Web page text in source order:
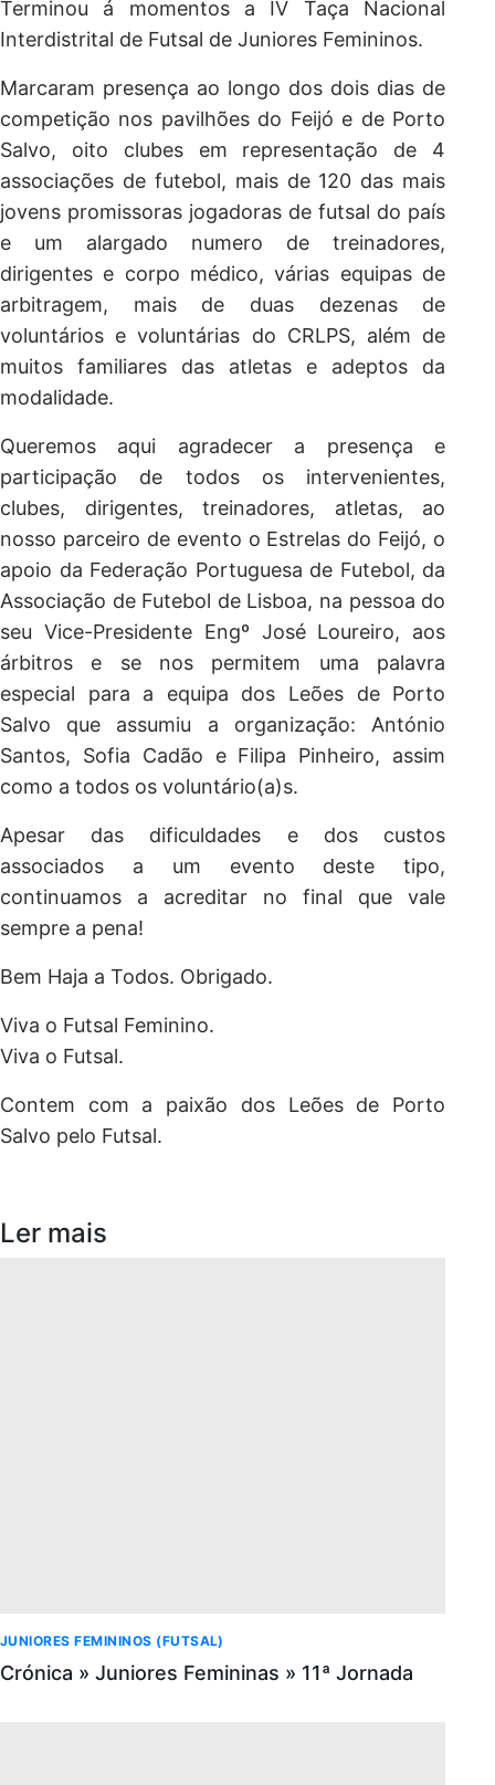
Terminou á momentos a IV Taça Nacional
Interdistrital de Futsal de Juniores Femininos.
Marcaram presença ao longo dos dois dias de
competição nos pavilhões do Feijó e de Porto
Salvo, oito clubes em representação de 4
associações de futebol, mais de 120 das mais
jovens promissoras jogadoras de futsal do país
e um alargado numero de treinadores,
dirigentes e corpo médico, várias equipas de
arbitragem, mais de duas dezenas de
voluntários e voluntárias do CRLPS, além de
muitos familiares das atletas e adeptos da
modalidade.
Queremos aqui agradecer a presença e
participação de todos os intervenientes,
clubes, dirigentes, treinadores, atletas, ao
nosso parceiro de evento o Estrelas do Feijó, o
apoio da Federação Portuguesa de Futebol, da
Associação de Futebol de Lisboa, na pessoa do
seu Vice-Presidente Engº José Loureiro, aos
árbitros e se nos permitem uma palavra
especial para a equipa dos Leões de Porto
Salvo que assumiu a organização: António
Santos, Sofia Cadão e Filipa Pinheiro, assim
como a todos os voluntário(a)s.
Apesar das dificuldades e dos custos
associados a um evento deste tipo,
continuamos a acreditar no final que vale
sempre a pena!
Bem Haja a Todos. Obrigado.
Viva o Futsal Feminino.
Viva o Futsal.
Contem com a paixão dos Leões de Porto
Salvo pelo Futsal.
Ler mais
JUNIORES FEMININOS (FUTSAL)
Crónica » Juniores Femininas » 11ª Jornada